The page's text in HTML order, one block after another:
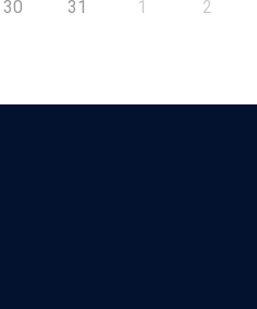
30 31 1 2